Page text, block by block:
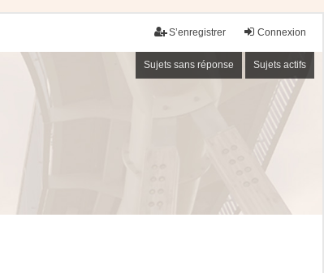
Connexion
S’enregistrer
Sujets sans réponse Sujets actifs